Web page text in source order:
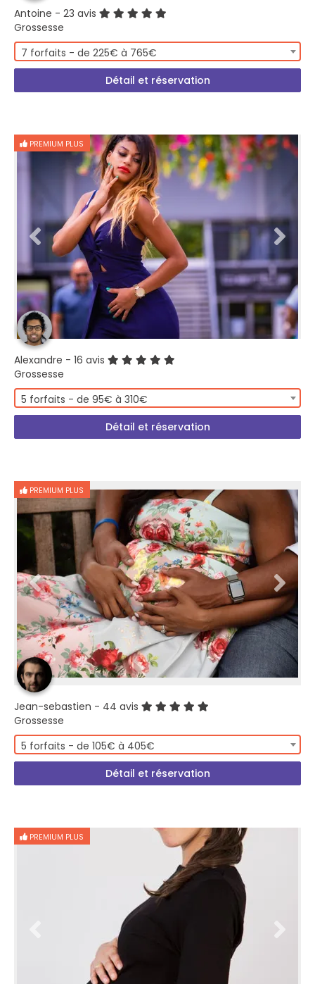
Antoine - 23 avis
Grossesse
7 forfaits - de 225€ à 765€
Détail et réservation
PREMIUM PLUS
Alexandre - 16 avis
Grossesse
5 forfaits - de 95€ à 310€
Détail et réservation
PREMIUM PLUS
Jean-sebastien - 44 avis
Grossesse
5 forfaits - de 105€ à 405€
Détail et réservation
PREMIUM PLUS